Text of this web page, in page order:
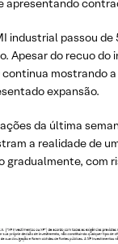
industrial passou de
Apesar do recuo do
mostrando
expansão.
da última
a realidade de
gradualmente, com